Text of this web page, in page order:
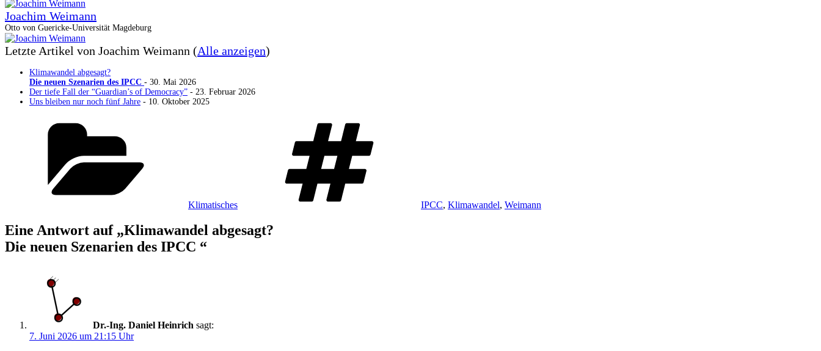
Joachim Weimann
Otto von Guericke-Universität Magdeburg
Letzte Artikel von Joachim Weimann (Alle anzeigen)
Klimawandel abgesagt?
Die neuen Szenarien des IPCC - 30. Mai 2026
Der tiefe Fall der “Guardian’s of Democracy” - 23. Februar 2026
Uns bleiben nur noch fünf Jahre - 10. Oktober 2025
Klimatisches IPCC, Klimawandel, Weimann
Eine Antwort auf „Klimawandel abgesagt?
Die neuen Szenarien des IPCC “
Dr.-Ing. Daniel Heinrich sagt:
7. Juni 2026 um 21:15 Uhr